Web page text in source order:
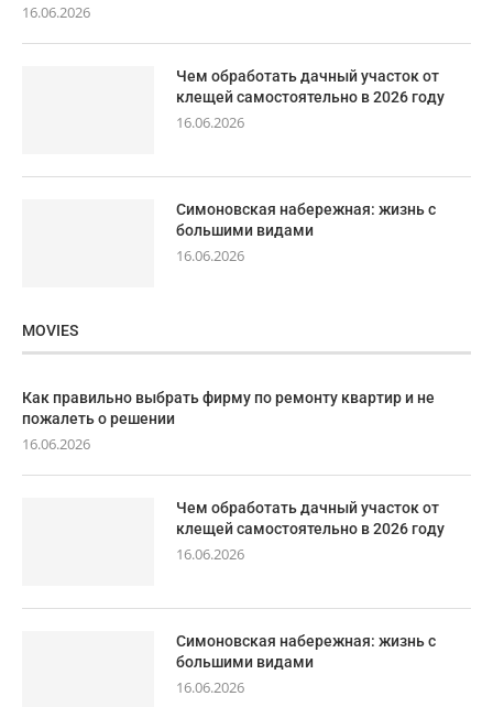
16.06.2026
Чем обработать дачный участок от
клещей самостоятельно в 2026 году
16.06.2026
Симоновская набережная: жизнь с
большими видами
16.06.2026
MOVIES
Как правильно выбрать фирму по ремонту квартир и не
пожалеть о решении
16.06.2026
Чем обработать дачный участок от
клещей самостоятельно в 2026 году
16.06.2026
Симоновская набережная: жизнь с
большими видами
16.06.2026